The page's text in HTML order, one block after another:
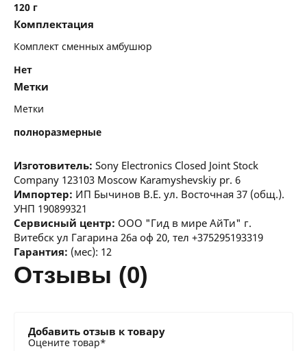
120 г
Комплектация
Комплект сменных амбушюр
Нет
Метки
Метки
полноразмерные
Изготовитель: Sony Electronics Closed Joint Stock
Company 123103 Moscow Karamyshevskiy pr. 6
Импортер: ИП Бычинов В.Е. ул. Восточная 37 (общ.).
УНП 190899321
Сервисный центр: ООО "Гид в мире АйТи" г.
Витебск ул Гагарина 26а оф 20, тел +375295193319
Гарантия: (мес): 12
отзывы (0)
Добавить отзыв к товару
Оцените товар*